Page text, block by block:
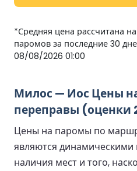
*Средняя цена рассчитана
паромов за последние 30
08/08/2026 01:00
Милос — Иос Цены
переправы (оценки
Цены на паромы по
являются динамическими
наличия мест и того,